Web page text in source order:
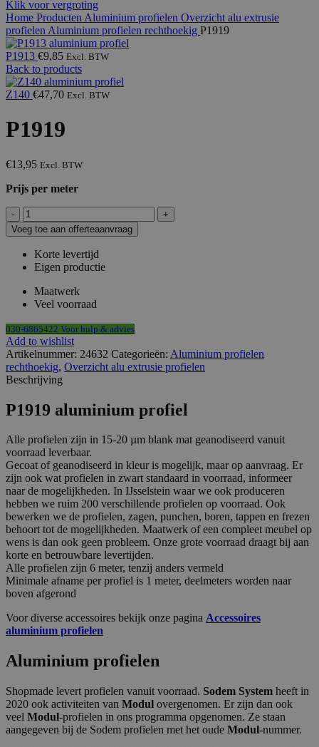
Klik voor vergroting
Home Producten Aluminium profielen Overzicht alu extrusie
profielen Aluminium profielen rechthoekig P1919
P1913 €9,85 Excl. BTW
Back to products
Z140 €47,70 Excl. BTW
P1919
€13,95 Excl. BTW
Prijs per meter
P1919
aantal
Voeg toe aan offerteaanvraag
Korte levertijd
Eigen productie
Maatwerk
Veel voorraad
030-6865422 Voor hulp & advies
Add to wishlist
Artikelnummer: 24632 Categorieën: Aluminium profielen
rechthoekig, Overzicht alu extrusie profielen
Beschrijving
P1919 aluminium profiel
Alle profielen zijn in 15-20 µm blank mat geanodiseerd vanuit
voorraad leverbaar.
Gecoat of geanodiseerd in kleur is mogelijk, maar op aanvraag. Er
zijn ook wat profielen in zwart standaard in voorraad, informeer
naar de mogelijkheden. In IJsselstein waar we ook produceren
hebben we ruim 200 verschillende profielen op voorraad. Ook
bewerken we de profielen, zagen, punchen, boren, tappen en frezen
behoort tot de mogelijkheden. Maatwerk of een compleet meubel op
wens is dan ook geen probleem. Onze grote voorraad draagt bij aan
korte en betrouwbare levertijden.
Alle profielen zijn 6 meter, tenzij anders vermeld
Minimale afname per profiel is 1 meter, deelmeters worden naar
boven afgerond
Voor diverse accessoires bekijk onze pagina Accessoires
aluminium profielen
Aluminium profielen
Shopmade levert profielen vanuit voorraad. Sodem System heeft in
2020 ook activiteiten van Modul overgenomen. Er zijn dan ook
veel Modul-profielen in ons programma opgenomen. Ze staan
aangegeven bij de Sodem profielen met het oude Modul-nummer.